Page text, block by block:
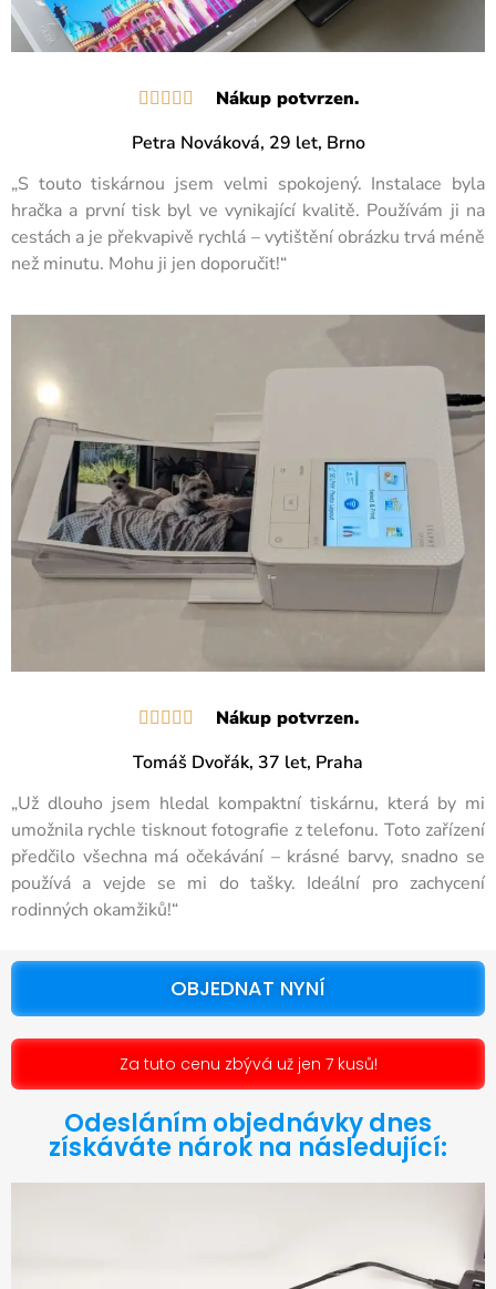
    
Nákup potvrzen.
Petra Nováková, 29 let, Brno
„S touto tiskárnou jsem velmi spokojený. Instalace byla
hračka a první tisk byl ve vynikající kvalitě. Používám ji na
cestách a je překvapivě rychlá – vytištění obrázku trvá méně
než minutu. Mohu ji jen doporučit!“
    
Nákup potvrzen.
Tomáš Dvořák, 37 let, Praha
„Už dlouho jsem hledal kompaktní tiskárnu, která by mi
umožnila rychle tisknout fotografie z telefonu. Toto zařízení
předčilo všechna má očekávání – krásné barvy, snadno se
používá a vejde se mi do tašky. Ideální pro zachycení
rodinných okamžiků!“
OBJEDNAT NYNÍ
Za tuto cenu zbývá už jen 7 kusů!
Odesláním objednávky dnes
získáváte nárok na následující: